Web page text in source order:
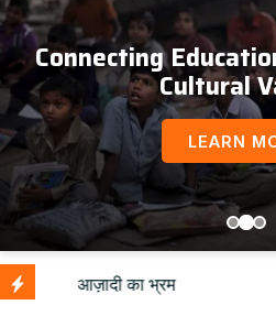
Connecting
Cultural
LEARN